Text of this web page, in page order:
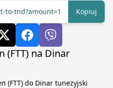
to-tnd?amount=1
Kopiuj
(FTT) na Dinar
(FTT) do Dinar tunezyjski